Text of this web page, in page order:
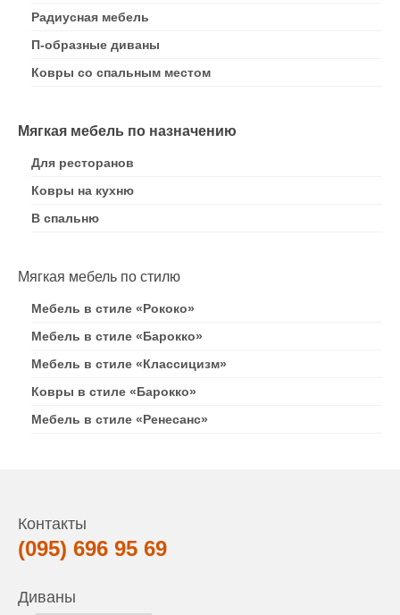
Радиусная мебель
П-образные диваны
Ковры со спальным местом
Мягкая мебель по назначению
Для ресторанов
Ковры на кухню
В спальню
Мягкая мебель по стилю
Мебель в стиле «Рококо»
Мебель в стиле «Барокко»
Мебель в стиле «Классицизм»
Ковры в стиле «Барокко»
Мебель в стиле «Ренесанс»
Контакты
(095) 696 95 69
Диваны